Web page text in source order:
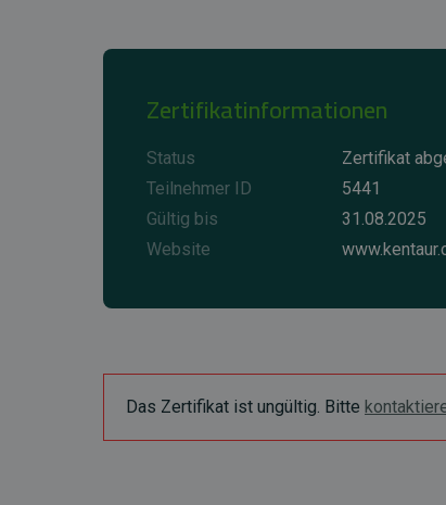
Zertifikatinformationen
Status
Zertifikat
Teilnehmer ID
5441
Gültig bis
31.08.2025
Website
Das Zertifikat ist ungültig. Bitte